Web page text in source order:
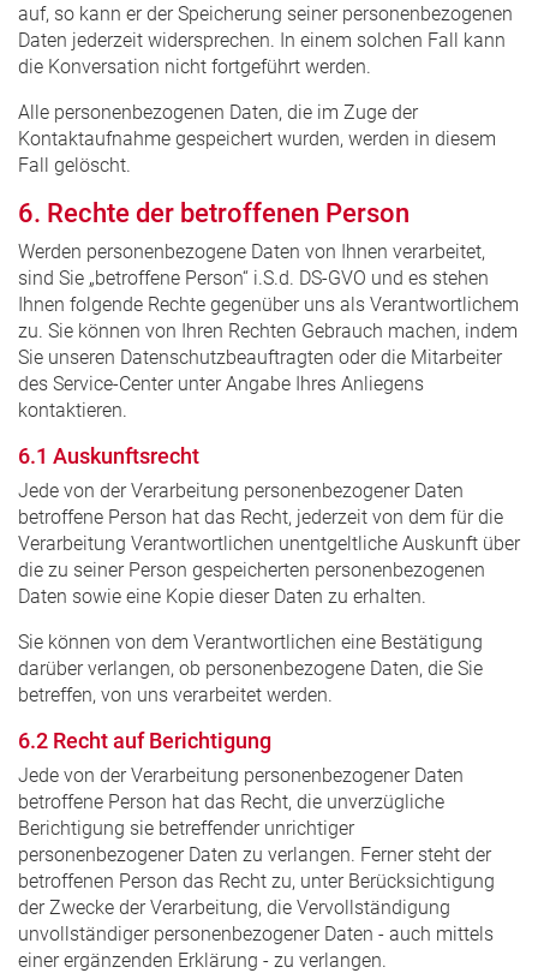
auf, so kann er der Speicherung seiner personenbezogenen
Daten jederzeit widersprechen. In einem solchen Fall kann
die Konversation nicht fortgeführt werden.
Alle personenbezogenen Daten, die im Zuge der
Kontaktaufnahme gespeichert wurden, werden in diesem
Fall gelöscht.
6. Rechte der betroffenen Person
Werden personenbezogene Daten von Ihnen verarbeitet,
sind Sie „betroffene Person“ i.S.d. DS-GVO und es stehen
Ihnen folgende Rechte gegenüber uns als Verantwortlichem
zu. Sie können von Ihren Rechten Gebrauch machen, indem
Sie unseren Datenschutzbeauftragten oder die Mitarbeiter
des Service-Center unter Angabe Ihres Anliegens
kontaktieren.
6.1 Auskunftsrecht
Jede von der Verarbeitung personenbezogener Daten
betroffene Person hat das Recht, jederzeit von dem für die
Verarbeitung Verantwortlichen unentgeltliche Auskunft über
die zu seiner Person gespeicherten personenbezogenen
Daten sowie eine Kopie dieser Daten zu erhalten.
Sie können von dem Verantwortlichen eine Bestätigung
darüber verlangen, ob personenbezogene Daten, die Sie
betreffen, von uns verarbeitet werden.
6.2 Recht auf Berichtigung
Jede von der Verarbeitung personenbezogener Daten
betroffene Person hat das Recht, die unverzügliche
Berichtigung sie betreffender unrichtiger
personenbezogener Daten zu verlangen. Ferner steht der
betroffenen Person das Recht zu, unter Berücksichtigung
der Zwecke der Verarbeitung, die Vervollständigung
unvollständiger personenbezogener Daten - auch mittels
einer ergänzenden Erklärung - zu verlangen.